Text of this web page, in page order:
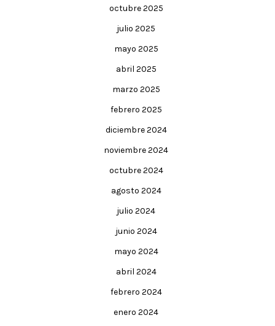
octubre 2025
julio 2025
mayo 2025
abril 2025
marzo 2025
febrero 2025
diciembre 2024
noviembre 2024
octubre 2024
agosto 2024
julio 2024
junio 2024
mayo 2024
abril 2024
febrero 2024
enero 2024